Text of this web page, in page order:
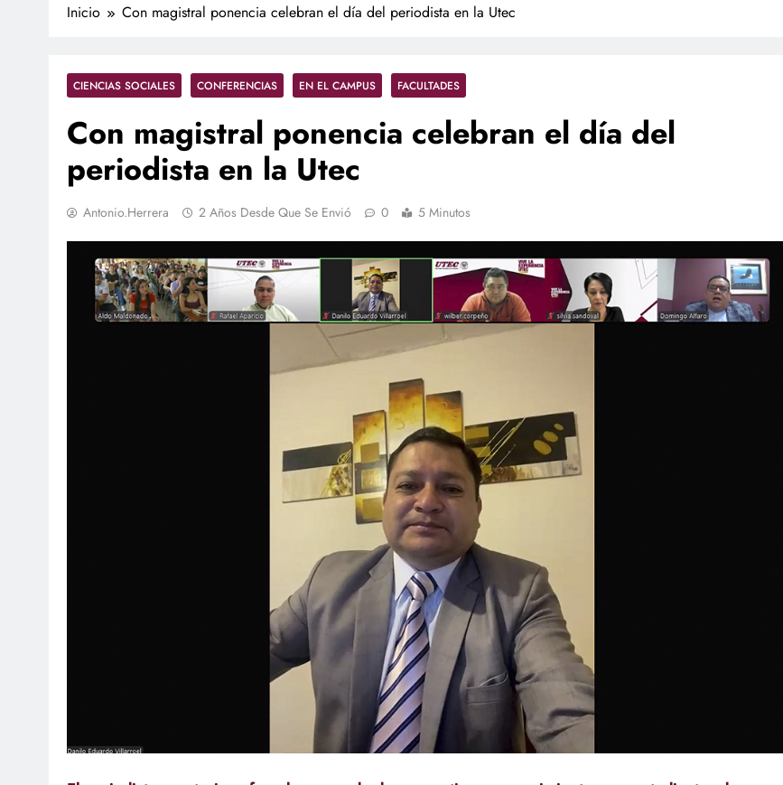
Inicio Con magistral ponencia celebran el día del periodista en la Utec
CIENCIAS SOCIALES CONFERENCIAS EN EL CAMPUS FACULTADES
Con magistral ponencia celebran el día del
periodista en la Utec
Antonio.herrera 2 Años Desde Que Se Envió 0 5 Minutos